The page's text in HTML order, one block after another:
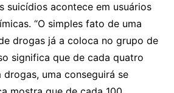
suicídios acontece em usuários
“O simples fato de uma
drogas já a coloca no grupo de
significa que de cada quatro
drogas, uma conseguirá se